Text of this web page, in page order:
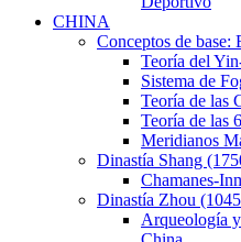
CHINA
Conceptos de base:
Teoría del
Sistema de
Teoría de las
Teoría de las
Meridianos
Dinastía Shang
Chamanes-
Dinastía Zhou
Arqueología